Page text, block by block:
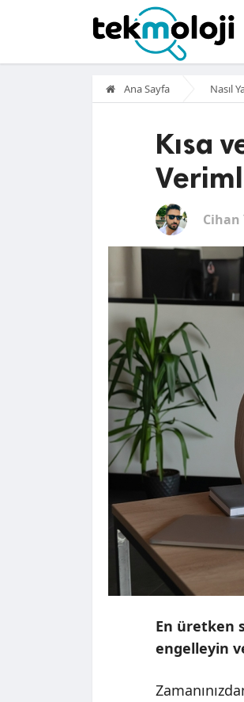
Ana Sayfa Nasıl
Kısa
Cihan
En üretken
engelleyin